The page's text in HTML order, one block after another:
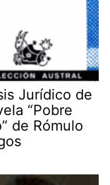
Jurídico de
“Pobre
de Rómulo